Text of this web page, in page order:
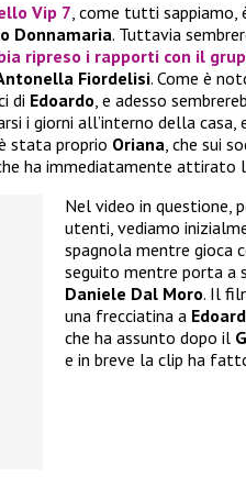
Vip 7, come tutti sappiamo,
Donnamaria. Tuttavia
ripreso i rapporti con il
Fiordelisi. Come è
di Edoardo, e adesso
i giorni all’interno della casa,
stata proprio Oriana, che sui
ha immediatamente attirato
Nel video in questione,
utenti, vediamo
spagnola mentre gioca
seguito mentre porta a
Daniele Dal Moro. Il
una frecciatina a
che ha assunto dopo il
e in breve la clip ha